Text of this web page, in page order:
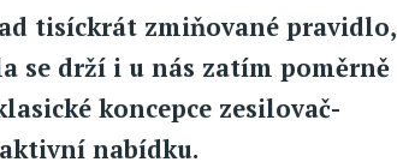
tisíckrát zmiňované pravidlo,
se drží i u nás zatím poměrně
koncepce zesilovač-
nabídku.